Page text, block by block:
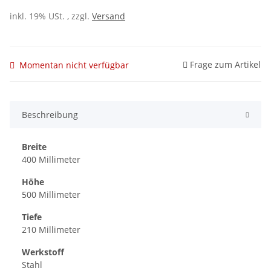
inkl. 19% USt. , zzgl. Versand
Momentan nicht verfügbar Frage zum Artikel
Beschreibung
Breite
400 Millimeter
Höhe
500 Millimeter
Tiefe
210 Millimeter
Werkstoff
Stahl